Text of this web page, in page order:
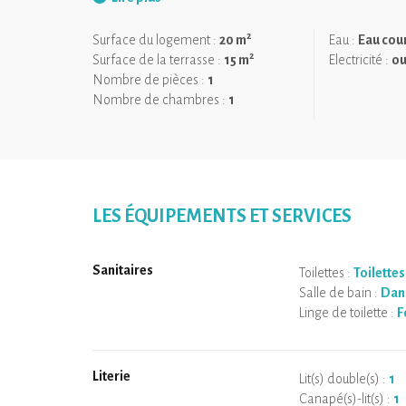
et une spectaculaire douche entièrement vitrée de
cœur de la nature.
La terrasse privative prolonge l’expérience avec un
soirées en plein air. Pour un séjour tout confort, le
Surface du logement : 20 m2
Surface de la terrasse : 15 m2
Nombre de pièces : 1
Nombre de chambres : 1
Eau : Eau
Electricité :
LES ÉQUIPEMENTS ET SERVICES
Sanitaires Toilettes :
Salle de bain :
Linge de toilette :
Literie Lit(s) double(s) : 1
Canapé(s)-lit(s) : 1